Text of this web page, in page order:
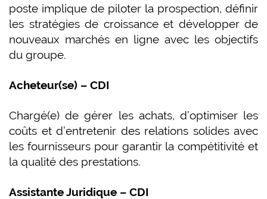
poste implique de piloter la prospection, définir
les stratégies de croissance et développer de
nouveaux marchés en ligne avec les objectifs
du groupe.
Acheteur(se) – CDI
Chargé(e) de gérer les achats, d’optimiser les
coûts et d’entretenir des relations solides avec
les fournisseurs pour garantir la compétitivité et
la qualité des prestations.
Assistante Juridique – CDI